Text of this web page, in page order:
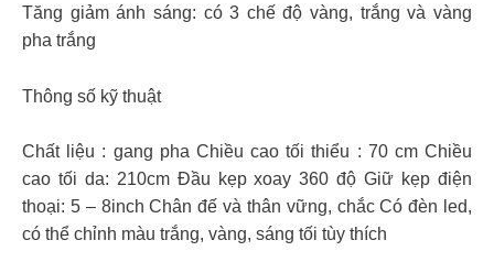
Tăng giảm ánh sáng: có 3 chế độ vàng, trắng và vàng
pha trắng
Thông số kỹ thuật
Chất liệu : gang pha Chiều cao tối thiểu : 70 cm Chiều
cao tối da: 210cm Đầu kẹp xoay 360 độ Giữ kẹp điện
thoại: 5 – 8inch Chân đế và thân vững, chắc Có đèn led,
có thể chỉnh màu trắng, vàng, sáng tối tùy thích